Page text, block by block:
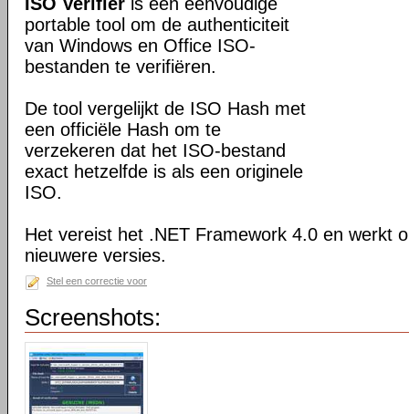
portable tool om de authenticiteit
van Windows en Office ISO-
bestanden te verifiëren.
De tool vergelijkt de ISO Hash met
een officiële Hash om te
verzekeren dat het ISO-bestand
exact hetzelfde is als een originele
ISO.
Het vereist het .NET Framework 4.0 en werkt
nieuwere versies.
Stel een correctie voor
Screenshots: